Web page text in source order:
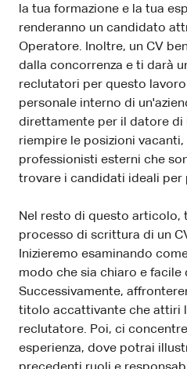
la tua formazione e la tua
renderanno un candidato
Operatore. Inoltre, un CV
dalla concorrenza e ti darà
reclutatori per questo lavoro
personale interno di
direttamente per il datore di
riempire le posizioni
professionisti esterni che
trovare i candidati ideali
Nel resto di questo articolo,
processo di scrittura di un
Inizieremo esaminando
modo che sia chiaro e facile
Successivamente,
titolo accattivante che attiri
reclutatore. Poi, ci
esperienza, dove potrai